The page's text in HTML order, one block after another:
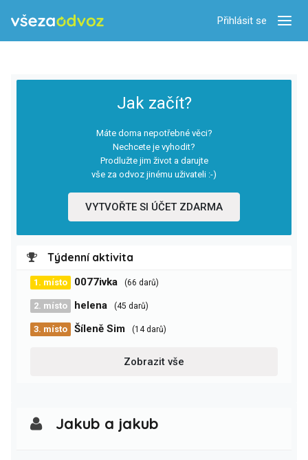
Přihlásit se
Jak začít?
Máte doma nepotřebné věci?
Nechcete je vyhodit?
Prodlužte jim život a darujte
vše za odvoz jinému uživateli :-)
VYTVOŘTE SI ÚČET ZDARMA
Týdenní aktivita
1. místo 0077ivka (66 darů)
2. místo helena (45 darů)
3. místo Šíleně Sim (14 darů)
Zobrazit vše
Jakub a jakub